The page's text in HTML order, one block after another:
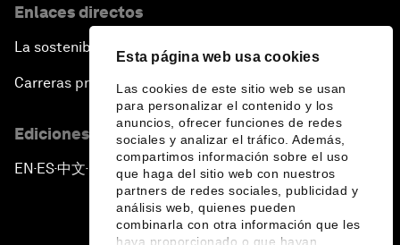
Esta página web usa cookies
Las cookies de este sitio web se usan
para personalizar el contenido y los
anuncios, ofrecer funciones de redes
sociales y analizar el tráfico. Además,
compartimos información sobre el uso
que haga del sitio web con nuestros
partners de redes sociales, publicidad y
análisis web, quienes pueden
combinarla con otra información que les
haya proporcionado o que hayan
Enlaces directos
La sostenibilidad en el Foro
Carreras profesionales
Ediciones en otros idiomas
EN ▪ES▪中文▪ 日本語